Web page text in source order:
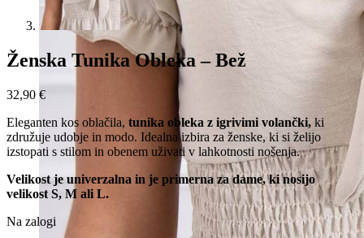
Ženska Tunika Obleka – Bež
32,90 €
Eleganten kos oblačila, tunika obleka z igrivimi volančki, ki
združuje udobje in modo. Idealna izbira za ženske, ki si želijo
izstopati s stilom in obenem uživati v lahkotnosti nošenja.
Velikost je univerzalna in je primerna za dame, ki nosijo
velikost S, M ali L.
Na zalogi